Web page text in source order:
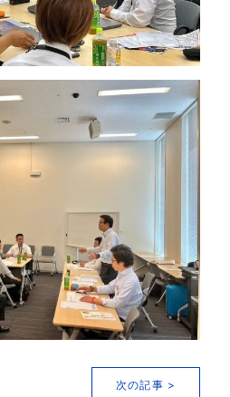
次の記事 >